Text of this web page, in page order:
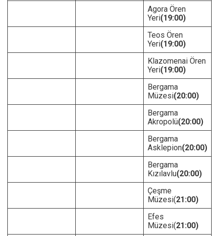
Agora Ören
Yeri(19:00)
Teos Ören
Yeri(19:00)
Klazomenai Ören
Yeri(19:00)
Bergama
Müzesi(20:00)
Bergama
Akropolü(20:00)
Bergama
Asklepion(20:00)
Bergama
Kızılavlu(20:00)
Çeşme
Müzesi(21:00)
Efes
Müzesi(21:00)